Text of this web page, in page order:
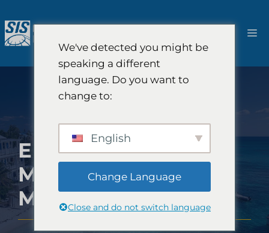
au
contenu
ETUDE DE
MARCHÉ À
MONTSERRAT
We've detected you might be
speaking a different
language. Do you want to
change to:
English
Change Language
Close and do not switch language